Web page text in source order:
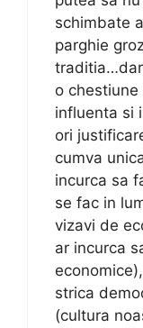
schimbate
parghie
o
influenta si
ori
cumva
incurca sa
se fac in
vizavi de
ar incurca
strica
(cultura